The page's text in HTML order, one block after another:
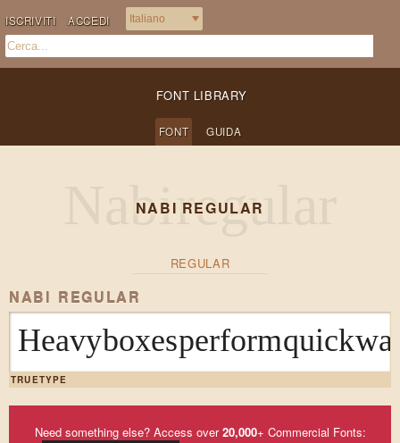
ISCRIVITI ACCEDI
FONT LIBRARY
FONT GUIDA
NABI REGULAR
REGULAR
NABI REGULAR
Heavy boxes perform quick
TRUETYPE
Need something else? Access over20,000+ Commercial Fonts: